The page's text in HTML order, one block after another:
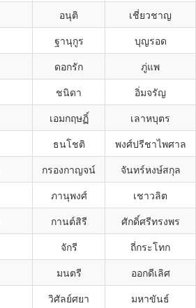
อนุติ เชี่ยวชาญ
ฐานุกูร บุญรอด
ดอกรัก ภู่แพ
ชนิดา อิ่มจรัญ
เอมกฤษฏิ์ เลาหบุตร
ธนโชติ พงศ์ปรีชาไพศาล
กรองกาญจน์ จันทร์หงษ์สกุล
ภานุพงศ์ เชาวลิต
กานต์สิรี ศักดิ์ศรีทรงพร
จักรี ถี่กระโทก
มนตรี ออกดีเลิศ
วิศัลย์ศยา มหาขันธ์